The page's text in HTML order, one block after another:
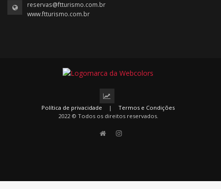
reservas@ftturismo.com.br
www.ftturismo.com.br
Política de privacidade |
Termos e Condições
2022 © Todos os direitos reservados.